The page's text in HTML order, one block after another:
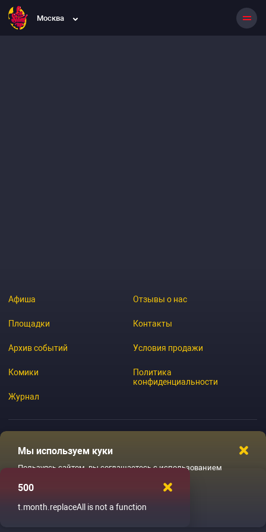
Москва
Афиша
Площадки
Архив событий
Комики
Журнал
Отзывы о нас
Контакты
Условия продажи
Политика
конфиденциальности
Мы используем куки
Пользуясь сайтом, вы соглашаетесь с использованием
Ладненько
500
t.month.replaceAll is not a function